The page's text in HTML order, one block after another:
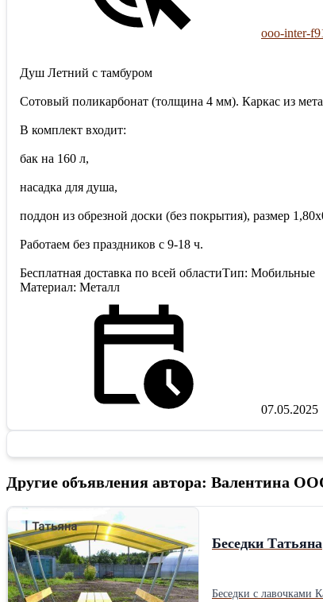
ooo-inter-
Душ Летний с тамбуром
Сотовый поликарбонат (толщина 4 мм). Каркас из
В комплект входит:
бак на 160 л,
насадка для душа,
поддон из обрезной доски (без покрытия), размер
Работаем без праздников с 9-18 ч.
Бесплатная доставка по всей областиТип: Мобильные
Материал: Металл
07.05.2025
Другие объявления автора: Валентина
Беседки Татьяна
Беседки с лавочками Каркас из металлической трубы , болты, саморезы, столешница и лавки , поликарбонат 4 мм цветной В комплект изделий входит вся необходимая